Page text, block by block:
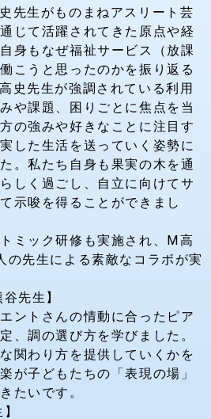
先生がものまねアスリート芸
じて活躍されてきた原点や経
身もなぜ福祉サービス（放課
こうと思ったのかを振り返る
史先生が強調されている利用
や課題、困りごとに焦点を当
の強みや好きなことに注目す
した生活を送っていく姿勢に
。私たち自身も果実の木を通
しく過ごし、自立に向けてサ
示唆を得ることができまし
ミック研修も実施され、Ⅿ高
の先生による素敵なコラボが実
先生】
ントさんの情動に合ったピア
、調の選び方を学びました。
関わり方を提供していくかを
が子どもたちの「表現の場」
たいです。